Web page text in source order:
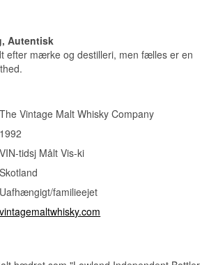
Vidste du at?
whiskyen har lånt for at signalere sin
destilleri.
Se hele vores udvalg af
Autentisk
efter mærke og destilleri, men fælles er en
The Vintage Malt Whisky Company
1992
VIN-tidsj Målt Vis-ki
Skotland
Uafhængigt/familieejet
vintagemaltwhisky.com